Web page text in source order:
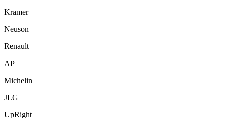
Kramer
Neuson
Renault
AP
Michelin
JLG
UpRight